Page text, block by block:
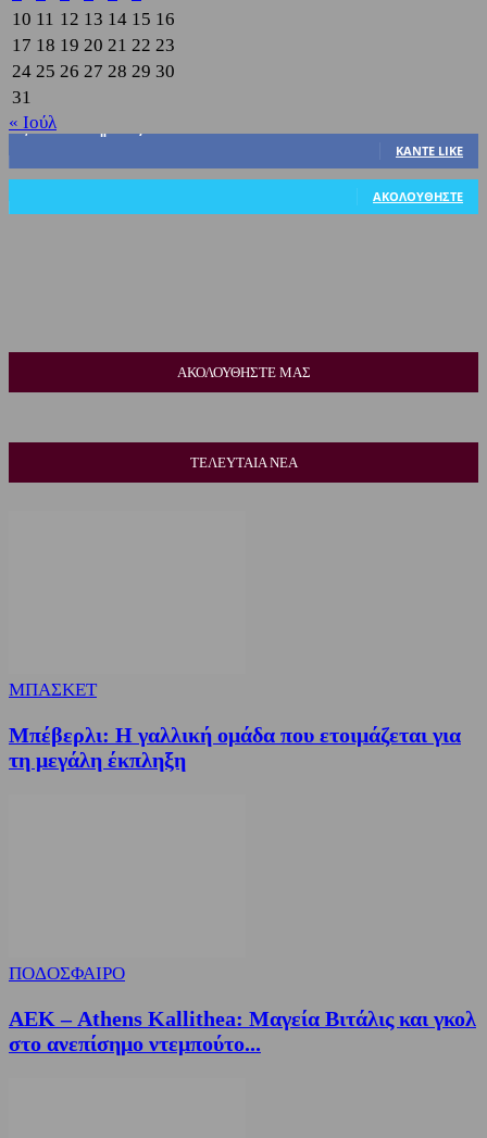
10 11 12 13 14 15 16
17 18 19 20 21 22 23
24 25 26 27 28 29 30
31
« Ιούλ
3,822
ΚΆΝΤΕ LIKE
ΑΚΟΛΟΥΘΉΣΤΕ
ΑΚΟΛΟΥΘΗΣΤΕ ΜΑΣ
ΤΕΛΕΥΤΑΙΑ ΝΕΑ
ΜΠΑΣΚΕΤ
Μπέβερλι: Η γαλλική ομάδα που ετοιμάζεται για
τη μεγάλη έκπληξη
ΠΟΔΟΣΦΑΙΡΟ
ΑΕΚ – Athens Kallithea: Μαγεία Βιτάλις και γκολ
στο ανεπίσημο ντεμπούτο...